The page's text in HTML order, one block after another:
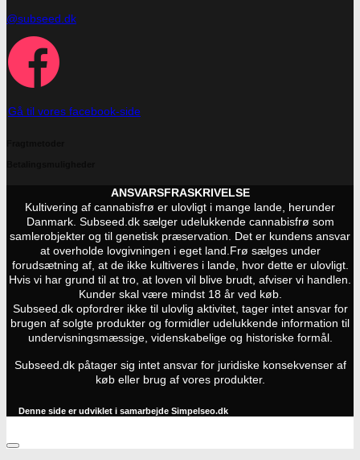
@subseed.dk
Gå til vores facebook-side
ANSVARSFRASKRIVELSE
Kultivering af cannabisfrø er ulovligt i mange lande, herunder
Danmark. Subseed.dk sælger udelukkende cannabisfrø som
samlerobjekter og til genetisk præservation. Det er kundens ansvar
at overholde lovgivningen i eget land. Frø sælges under
forudsætning af, at de ikke kultiveres i lande, hvor dette er ulovligt.
Hvis vi har grund til at tro, at loven vil blive brudt, afviser vi handlen.
Kunder skal være mindst 18 år ved køb.
Subseed.dk opfordrer ikke til ulovlig aktivitet, tager intet ansvar for
brugen af solgte produkter og formidler udelukkende information til
undervisningsmæssige, videnskabelige og historiske formål.
Subseed.dk påtager sig intet ansvar for juridiske konsekvenser af
køb eller brug af vores produkter.
Denne side er udviklet i samarbejde Simpelseo.dk